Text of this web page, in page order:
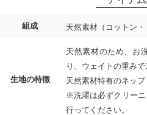
組成 天然素材（コットン・
生地の特徴
天然素材のため、お
り、ウェイトの重みで
天然素材特有のネップ
※洗濯は必ずクリー
行ってください。